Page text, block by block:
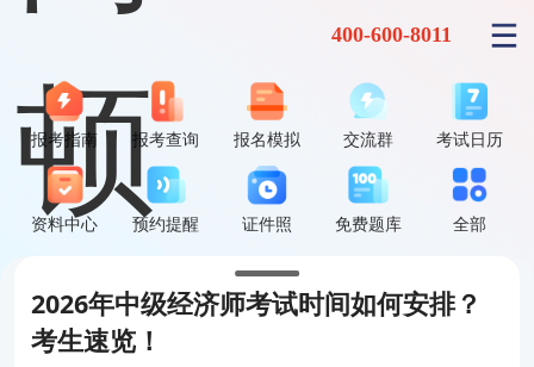
400-600-8011
报考指南 报考查询 报名模拟 交流群 考试日历
资料中心 预约提醒 证件照 免费题库 全部
2026年中级经济师考试时间如何安排？
考生速览！
中级经济师到底难不难？
能升职加薪、评职称、领补贴吗？